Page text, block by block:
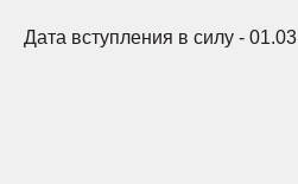
Дата вступления в силу -